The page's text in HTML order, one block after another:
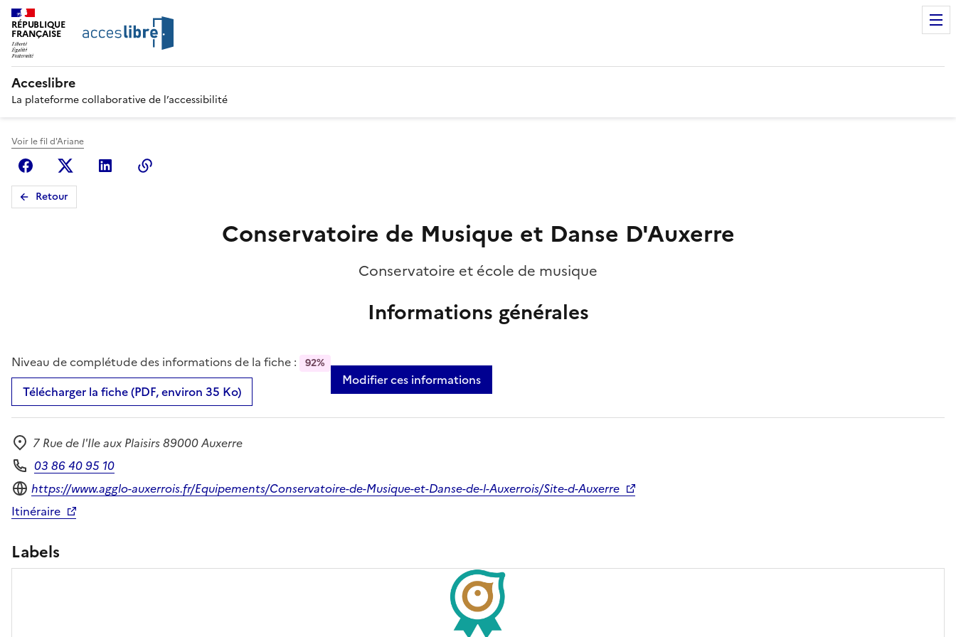
RÉPUBLIQUE
FRANÇAISE
Acceslibre
La plateforme collaborative de l’accessibilité
Voir le fil d'Ariane
FacebookX (anciennement Twitter)
Linkedin
Retour
Conservatoire de Musique et Danse D'Auxerre
Conservatoire et école de musique
Informations générales
Niveau de complétude des informations de la fiche : 92%
Télécharger la fiche (PDF, environ 35 Ko)
Modifier ces informations
Adresse
7 Rue de l'Ile aux Plaisirs 89000 Auxerre
Téléphone
03 86 40 95 10
Site internet
https://www.agglo-auxerrois.fr/Equipements/Conservatoire-de-Musique-et-Danse-de-l-Auxerrois/Site-d-Auxerre
Itinéraire
Labels